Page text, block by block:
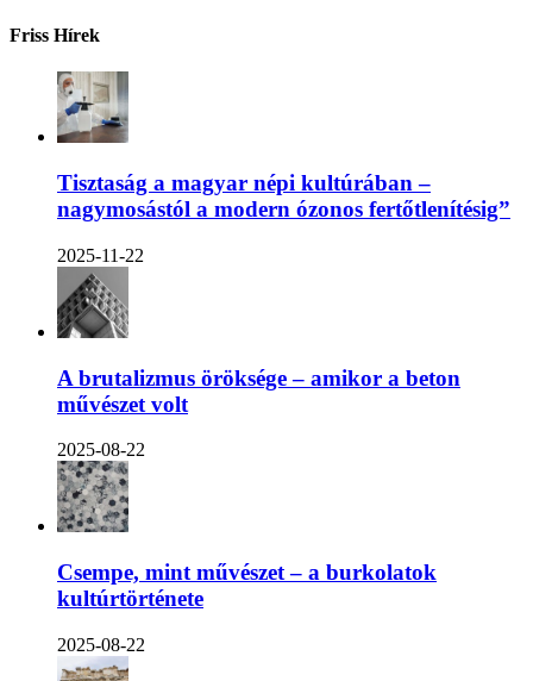
Friss Hírek
Tisztaság a magyar népi kultúrában –
nagymosástól a modern ózonos fertőtlenítésig”
2025-11-22
A brutalizmus öröksége – amikor a beton
művészet volt
2025-08-22
Csempe, mint művészet – a burkolatok
kultúrtörténete
2025-08-22